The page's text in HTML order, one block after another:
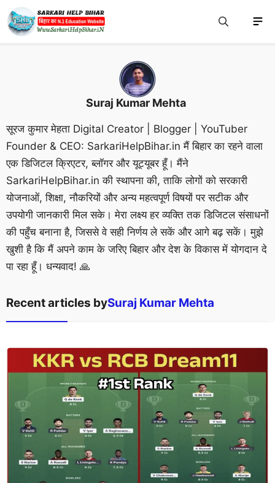
Skip
to
Suraj Kumar Mehta
सूरज कुमार मेहता Digital Creator | Blogger | YouTuber
Founder & CEO: SarkariHelpBihar.in मैं बिहार का रहने वाला
एक डिजिटल क्रिएटर, ब्लॉगर और यूट्यूबर हूँ। मैंने
SarkariHelpBihar.in की स्थापना की, ताकि लोगों को सरकारी
योजनाओं, शिक्षा, नौकरियों और अन्य महत्वपूर्ण विषयों पर सटीक और
उपयोगी जानकारी मिल सके। मेरा लक्ष्य हर व्यक्ति तक डिजिटल संसाधनों
की पहुँच बनाना है, जिससे वे सही निर्णय ले सकें और आगे बढ़ सकें। मुझे
खुशी है कि मैं अपने काम के जरिए बिहार और देश के विकास में योगदान दे
पा रहा हूँ। धन्यवाद! 🙏
Recent articles bySuraj Kumar Mehta